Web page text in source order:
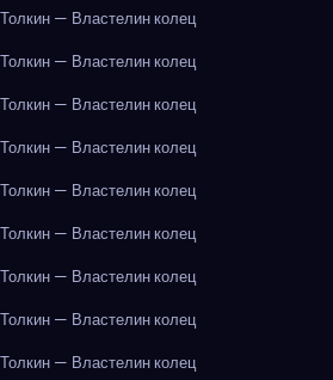
— Властелин колец
— Властелин колец
— Властелин колец
— Властелин колец
— Властелин колец
— Властелин колец
— Властелин колец
— Властелин колец
— Властелин колец